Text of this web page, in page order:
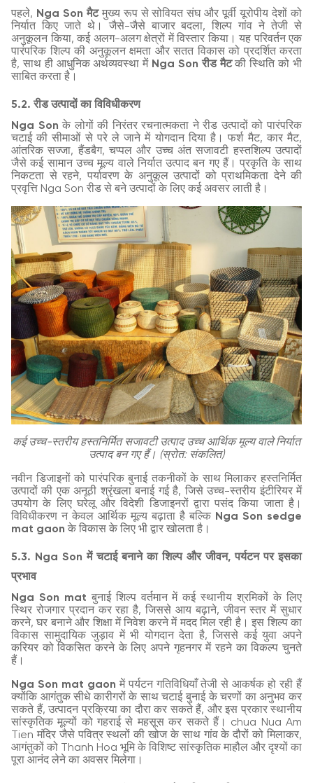
पहले, Nga Son मैटमुख्य रूप से सोवियत संघ और पूर्वी यूरोपीय देशों को
निर्यात किए जाते थे। जैसे-जैसे बाजार बदला, शिल्प गांव ने तेजी से
अनुकूलन किया, कई अलग-अलग क्षेत्रों में विस्तार किया। यह परिवर्तन एक
पारंपरिक शिल्प की अनुकूलन क्षमता और सतत विकास को प्रदर्शित करता
है, साथ ही आधुनिक अर्थव्यवस्था में Nga Son रीड मैटकी स्थिति को भी
साबित करता है।
5.2. रीड उत्पादों का विविधीकरण
Nga Son के लोगों की निरंतर रचनात्मकता ने रीड उत्पादों को पारंपरिक
चटाई की सीमाओं से परे ले जाने में योगदान दिया है। फर्श मैट, कार मैट,
आंतरिक सज्जा, हैंडबैग, चप्पल और उच्च अंत सजावटी हस्तशिल्प उत्पादों
जैसे कई सामान उच्च मूल्य वाले निर्यात उत्पाद बन गए हैं। प्रकृति के साथ
निकटता से रहने, पर्यावरण के अनुकूल उत्पादों को प्राथमिकता देने की
प्रवृत्ति Nga Son रीड से बने उत्पादों के लिए कई अवसर लाती है।
कई उच्च-स्तरीय हस्तनिर्मित सजावटी उत्पाद उच्च आर्थिक मूल्य वाले निर्यात
उत्पाद बन गए हैं। (स्रोत: संकलित)
नवीन डिजाइनों को पारंपरिक बुनाई तकनीकों के साथ मिलाकर हस्तनिर्मित
उत्पादों की एक अनूठी श्रृंखला बनाई गई है, जिसे उच्च-स्तरीय इंटीरियर में
उपयोग के लिए घरेलू और विदेशी डिजाइनरों द्वारा पसंद किया जाता है।
विविधीकरण न केवल आर्थिक मूल्य बढ़ाता है बल्कि Nga Son sedge
mat gaon के विकास के लिए भी द्वार खोलता है।
5.3. Nga Son में चटाई बनाने का शिल्प और जीवन, पर्यटन पर इसका
प्रभाव
Nga Son mat बुनाई शिल्प वर्तमान में कई स्थानीय श्रमिकों के लिए
स्थिर रोजगार प्रदान कर रहा है, जिससे आय बढ़ाने, जीवन स्तर में सुधार
करने, घर बनाने और शिक्षा में निवेश करने में मदद मिल रही है। इस शिल्प का
विकास सामुदायिक जुड़ाव में भी योगदान देता है, जिससे कई युवा अपने
करियर को विकसित करने के लिए अपने गृहनगर में रहने का विकल्प चुनते
हैं।
Nga Son mat gaon में पर्यटन गतिविधियाँ तेजी से आकर्षक हो रही हैं
क्योंकि आगंतुक सीधे कारीगरों के साथ चटाई बुनाई के चरणों का अनुभव कर
सकते हैं, उत्पादन प्रक्रिया का दौरा कर सकते हैं, और इस प्रकार स्थानीय
सांस्कृतिक मूल्यों को गहराई से महसूस कर सकते हैं। chua Nua Am
Tien मंदिर जैसे पवित्र स्थलों की खोज के साथ गांव के दौरों को मिलाकर,
आगंतुकों को Thanh Hoa भूमि के विशिष्ट सांस्कृतिक माहौल और दृश्यों का
पूरा आनंद लेने का अवसर मिलेगा।